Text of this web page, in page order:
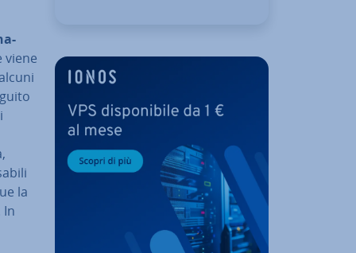
viene
la
In